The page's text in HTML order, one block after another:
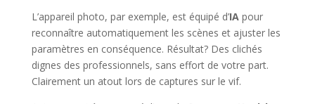
L’appareil photo, par exemple, est équipé d’IApour
reconnaître automatiquement les scènes et ajuster les
paramètres en conséquence. Résultat? Des clichés
dignes des professionnels, sans effort de votre part.
Clairement un atout lors de captures sur le vif.